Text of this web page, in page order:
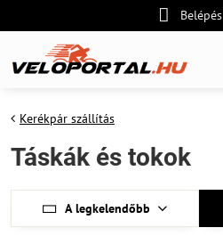
Belépés
Kerékpár szállítás
Táskák és tokok
A legkelendőbb